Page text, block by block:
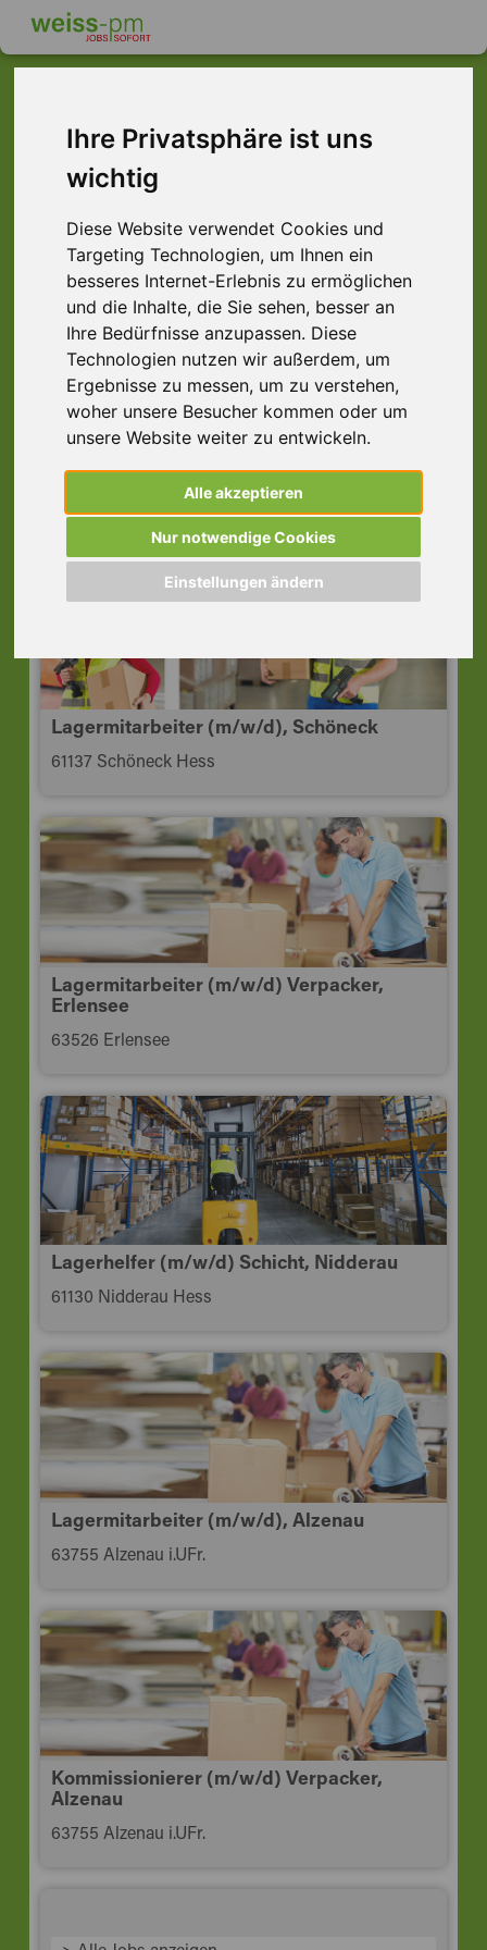
Ihre Privatsphäre ist uns
wichtig
Diese Website verwendet Cookies und
Targeting Technologien, um Ihnen ein
besseres Internet-Erlebnis zu ermöglichen
und die Inhalte, die Sie sehen, besser an
Ihre Bedürfnisse anzupassen. Diese
Technologien nutzen wir außerdem, um
Ergebnisse zu messen, um zu verstehen,
woher unsere Besucher kommen oder um
unsere Website weiter zu entwickeln.
Alle akzeptieren
Nur notwendige Cookies
Einstellungen ändern
Dieser Job ist leider
nicht mehr verfügbar ...
... aber vielleicht ist hier etwas dabei:
Verpacker (m/w/d) Lagerhelfer, Karben
Lagermitarbeiter (m/w/d), Schöneck
61137 Schöneck Hess
Lagermitarbeiter (m/w/d) Verpacker,
Erlensee
63526 Erlensee
Lagerhelfer (m/w/d) Schicht, Nidderau
61130 Nidderau Hess
Lagermitarbeiter (m/w/d), Alzenau
63755 Alzenau i.UFr.
Kommissionierer (m/w/d) Verpacker,
Alzenau
63755 Alzenau i.UFr.